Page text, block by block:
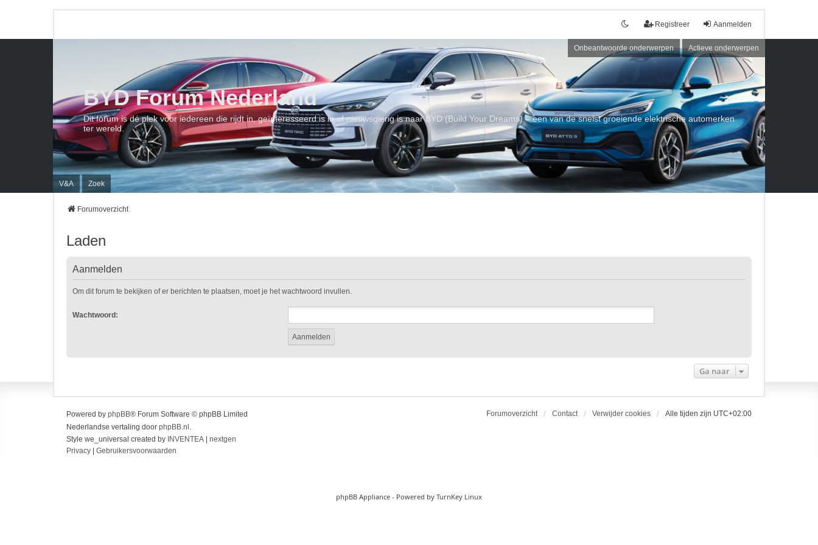
Aanmelden
Registreer
Onbeantwoorde onderwerpen Actieve onderwerpen
V&A Zoek
BYD Forum Nederland
Dit forum is dé plek voor iedereen die rijdt in, geïnteresseerd is in of nieuwsgierig is naar BYD (Build Your Dreams) – een van de snelst groeiende elektrische automerken
ter wereld.
Forumoverzicht
Laden
Aanmelden
Om dit forum te bekijken of er berichten te plaatsen, moet je het wachtwoord invullen.
Wachtwoord:
Ga naar
Forumoverzicht Contact Verwijder cookies Alle tijden zijn UTC+02:00
Powered by phpBB® Forum Software © phpBB Limited
Nederlandse vertaling door phpBB.nl .
Style we_universal created by INVENTEA
nextgen
Privacy
Gebruikersvoorwaarden
phpBB Appliance - Powered by TurnKey Linux